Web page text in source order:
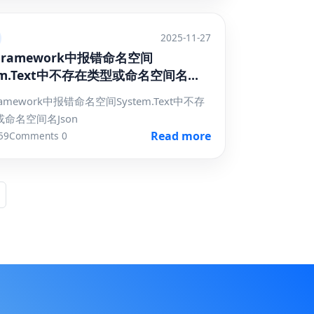
2025-11-27
中报错命名空间
中不存在类型或命名空间名
中报错命名空间System.Text中不存
命名空间名Json
Comments 0 Read more